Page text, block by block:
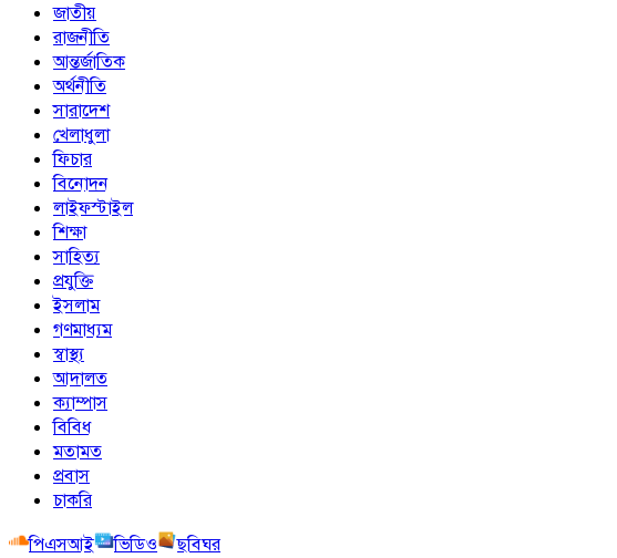
জাতীয়
রাজনীতি
আন্তর্জাতিক
অর্থনীতি
সারাদেশ
খেলাধুলা
ফিচার
বিনোদন
লাইফস্টাইল
শিক্ষা
সাহিত্য
প্রযুক্তি
ইসলাম
গণমাধ্যম
স্বাস্থ্য
আদালত
ক্যাম্পাস
বিবিধ
মতামত
প্রবাস
চাকরি
পিএসআই
ভিডিও
ছবিঘর